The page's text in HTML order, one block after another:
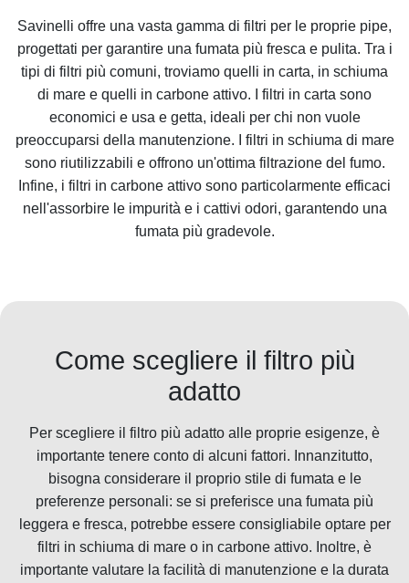
Savinelli offre una vasta gamma di filtri per le proprie pipe,
progettati per garantire una fumata più fresca e pulita. Tra i
tipi di filtri più comuni, troviamo quelli in carta, in schiuma
di mare e quelli in carbone attivo. I filtri in carta sono
economici e usa e getta, ideali per chi non vuole
preoccuparsi della manutenzione. I filtri in schiuma di mare
sono riutilizzabili e offrono un'ottima filtrazione del fumo.
Infine, i filtri in carbone attivo sono particolarmente efficaci
nell'assorbire le impurità e i cattivi odori, garantendo una
fumata più gradevole.
Come scegliere il filtro più
adatto
Per scegliere il filtro più adatto alle proprie esigenze, è
importante tenere conto di alcuni fattori. Innanzitutto,
bisogna considerare il proprio stile di fumata e le
preferenze personali: se si preferisce una fumata più
leggera e fresca, potrebbe essere consigliabile optare per
filtri in schiuma di mare o in carbone attivo. Inoltre, è
importante valutare la facilità di manutenzione e la durata